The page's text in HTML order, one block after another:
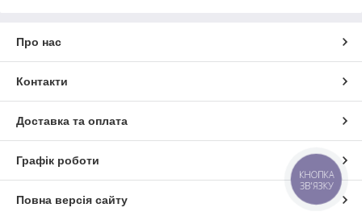
Про нас
Контакти
Доставка та оплата
Графік роботи
Повна версія сайту
КНОПКА
ЗВ'ЯЗКУ